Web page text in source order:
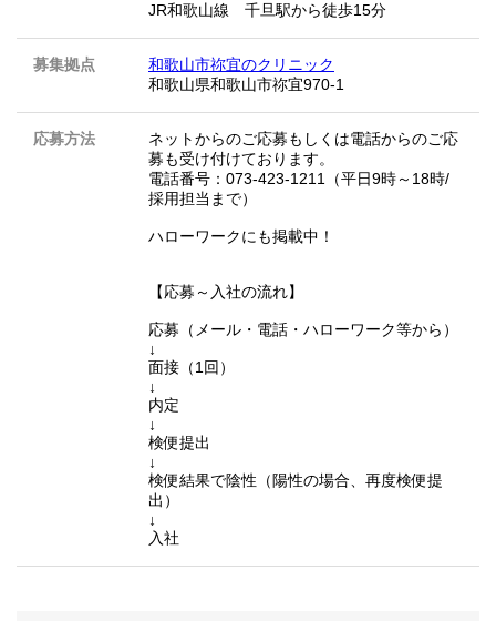
JR和歌山線 千旦駅から徒歩15分
募集拠点
和歌山市祢宜のクリニック
和歌山県和歌山市祢宜970-1
応募方法
ネットからのご応募もしくは電話からのご応
募も受け付けております。
電話番号：073-423-1211（平日9時～18時/
採用担当まで）
ハローワークにも掲載中！
【応募～入社の流れ】
応募（メール・電話・ハローワーク等から）
↓
面接（1回）
↓
内定
↓
検便提出
↓
検便結果で陰性（陽性の場合、再度検便提
出）
↓
入社